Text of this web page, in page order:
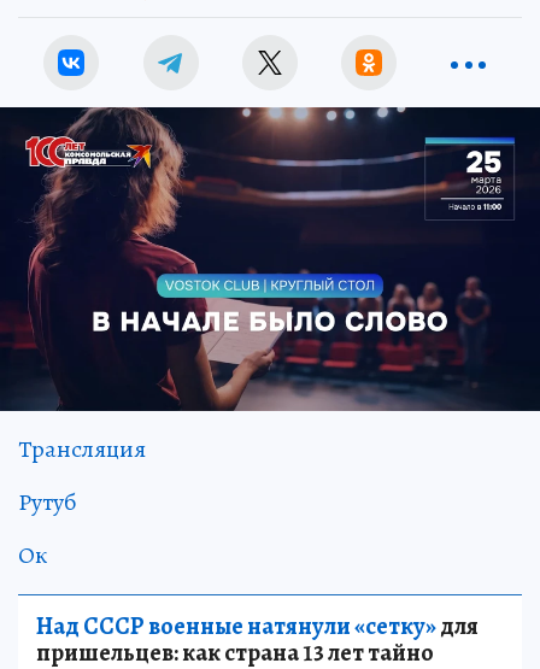
Трансляция
Рутуб
Ок
Над СССР военные натянули «сетку»для
пришельцев: как страна 13 лет тайно